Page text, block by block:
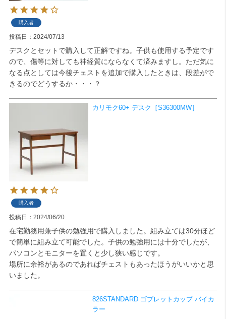
購入者
投稿日 2024/07/13
デスクとセットで購入して正解ですね。子供も使用する予定です
ので、傷等に対しても神経質にならなくて済みますし。ただ気に
なる点としては今後チェストを追加で購入したときは、段差がで
きるのでどうするか・・・？
カリモク60+ デスク［S36300MW］
購入者
投稿日 2024/06/20
在宅勤務用兼子供の勉強用で購入しました。組み立ては30分ほど
で簡単に組み立て可能でした。子供の勉強用には十分でしたが、
パソコンとモニターを置くと少し狭い感じです。
場所に余裕があるのであればチェストもあったほうがいいかと思
いました。
826STANDARD ゴブレットカップ バイカ
ラー